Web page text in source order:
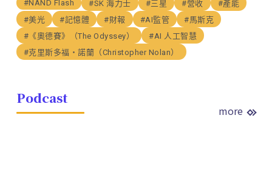
#NAND Flash
#SK 海力士 #三星 #營收
#產能
#美光
#記憶體 #財報 #AI監管
#馬斯克
#《奧德賽》（The Odyssey）
#AI 人工智慧
#克里斯多福・諾蘭（Christopher Nolan）
Podcast
more